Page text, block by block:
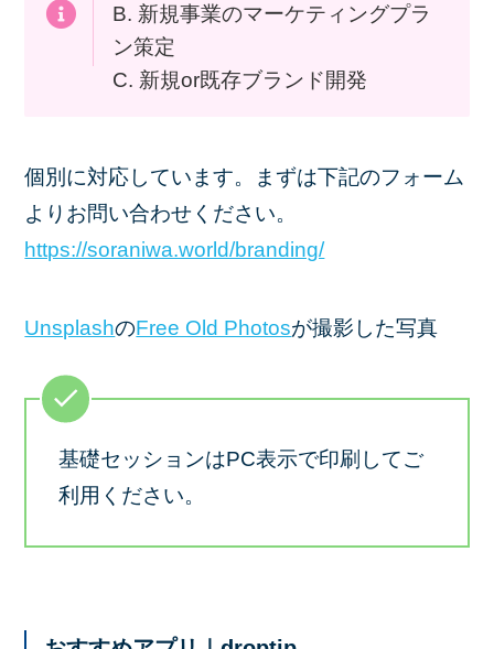
B. 新規事業のマーケティングプラ
ン策定
C. 新規or既存ブランド開発
個別に対応しています。まずは下記のフォーム
よりお問い合わせください。
https://soraniwa.world/branding/
UnsplashのFree Old Photosが撮影した写真
基礎セッションはPC表示で印刷してご
利用ください。